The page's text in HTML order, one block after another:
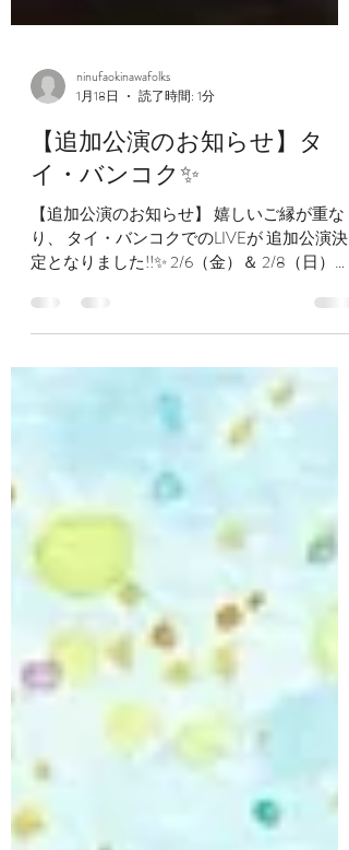
ninufaokinawafolks
1月18日
読了時間: 1分
【追加公演のお知らせ】タ
イ・バンコク✨
り、 タイ・バンコクでのLIVEが 追加公演決
定となりました!!✨ 2/6（金）＆ 2/8（日）の
2DAYS公演でお届けいたします♪ オーナーさ
んの沖縄民謡への深い想いに触れ、 バンコ
クの夜、伝統的な琉装に身を包み唄わせてい
ただきます✨ タイの地で、 沖縄の唄と三線
込めて…🙏✨ ⸻ 「桜庭歩 ライブ in
BANGKOK」 ー沖縄民謡酒場ー 二日間の公
演です✨ ♦︎日時 2月6日（金)＆2月8日(日)
ターヤ （Wattaya Awamori & Okinawa Cuisine）
スクムビット ソイ169 02-711-0536
facebook.com/kinjo.okinawa ライブチャージ：
300バーツ ⸻ Additional Live Show in
Bangkok, Thailand I’m happy to share that an
additional live perfo